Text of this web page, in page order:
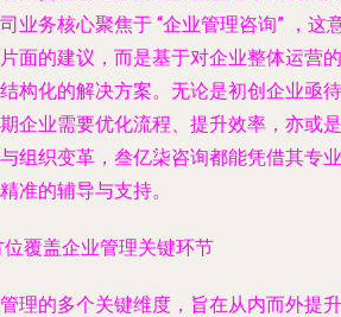
业务核心聚焦于 “企业管理咨询” ，这
面的建议，而是基于对企业整体运营的
构化的解决方案。无论是初创企业亟待
企业需要优化流程、提升效率，亦或是
组织变革，叁亿柒咨询都能凭借其专业
准的辅导与支持。
覆盖企业管理关键环节
理的多个关键维度，旨在从内而外提升